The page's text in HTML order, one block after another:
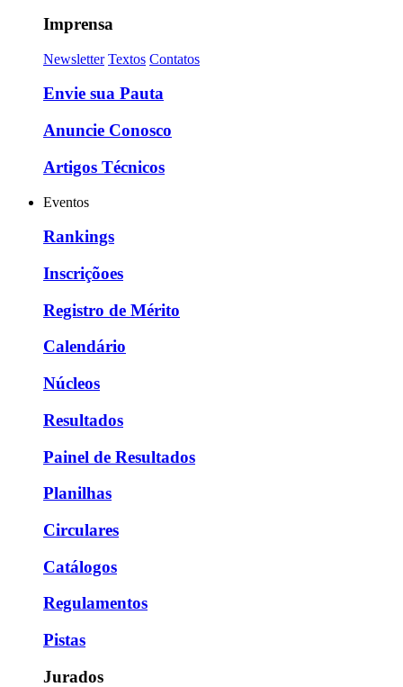
Imprensa
Newsletter Textos Contatos
Envie sua Pauta
Anuncie Conosco
Artigos Técnicos
Eventos
Rankings
Inscriçõoes
Registro de Mérito
Calendário
Núcleos
Resultados
Painel de Resultados
Planilhas
Circulares
Catálogos
Regulamentos
Pistas
Jurados